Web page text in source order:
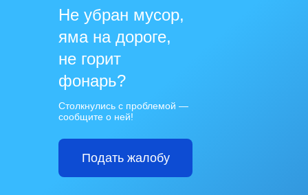
Не убран мусор,
яма на дороге,
не горит
фонарь?
Столкнулись с проблемой —
сообщите о ней!
Подать жалобу